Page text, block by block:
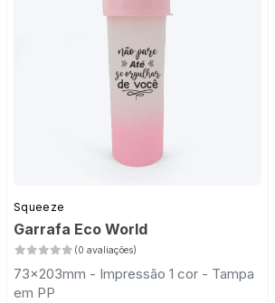
Squeeze
Garrafa Eco World
(0 avaliações)
73x203mm - Impressão 1 cor - Tampa
em PP